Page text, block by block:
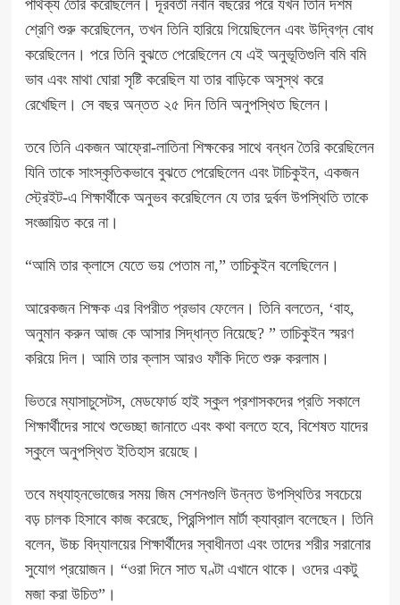
পার্থক্য তৈরি করেছিলেন। দূরবর্তী নবীন বছরের পরে যখন তিনি দশম
শ্রেণি শুরু করেছিলেন, তখন তিনি হারিয়ে গিয়েছিলেন এবং উদ্বিগ্ন বোধ
করেছিলেন। পরে তিনি বুঝতে পেরেছিলেন যে এই অনুভূতিগুলি বমি বমি
ভাব এবং মাথা ঘোরা সৃষ্টি করেছিল যা তার বাড়িকে অসুস্থ করে
রেখেছিল। সে বছর অন্তত ২৫ দিন তিনি অনুপস্থিত ছিলেন।
তবে তিনি একজন আফ্রো-লাতিনা শিক্ষকের সাথে বন্ধন তৈরি করেছিলেন
যিনি তাকে সাংস্কৃতিকভাবে বুঝতে পেরেছিলেন এবং টাচিকুইন, একজন
স্ট্রেইট-এ শিক্ষার্থীকে অনুভব করেছিলেন যে তার দুর্বল উপস্থিতি তাকে
সংজ্ঞায়িত করে না।
“আমি তার ক্লাসে যেতে ভয় পেতাম না,” তাচিকুইন বলেছিলেন।
আরেকজন শিক্ষক এর বিপরীত প্রভাব ফেলেন। তিনি বলতেন, ‘বাহ,
অনুমান করুন আজ কে আসার সিদ্ধান্ত নিয়েছে? ” তাচিকুইন স্মরণ
করিয়ে দিল। আমি তার ক্লাস আরও ফাঁকি দিতে শুরু করলাম।
ভিতরে ম্যাসাচুসেটস, মেডফোর্ড হাই স্কুল প্রশাসকদের প্রতি সকালে
শিক্ষার্থীদের সাথে শুভেচ্ছা জানাতে এবং কথা বলতে হবে, বিশেষত যাদের
স্কুলে অনুপস্থিত ইতিহাস রয়েছে।
তবে মধ্যাহ্নভোজের সময় জিম সেশনগুলি উন্নত উপস্থিতির সবচেয়ে
বড় চালক হিসাবে কাজ করেছে, প্রিন্সিপাল মার্টা ক্যাব্রাল বলেছেন। তিনি
বলেন, উচ্চ বিদ্যালয়ের শিক্ষার্থীদের স্বাধীনতা এবং তাদের শরীর সরানোর
সুযোগ প্রয়োজন। “ওরা দিনে সাত ঘণ্টা এখানে থাকে। ওদের একটু
মজা করা উচিত”।